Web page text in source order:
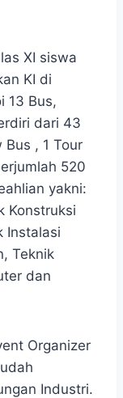
XI siswa
KI di
13 Bus,
dari 43
, 1 Tour
520
yakni:
Konstruksi
Instalasi
Teknik
dan
Organizer
Industri.